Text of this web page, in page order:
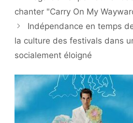
chanter "Carry On My
Indépendance en temps
la culture des festivals dans
socialement éloigné